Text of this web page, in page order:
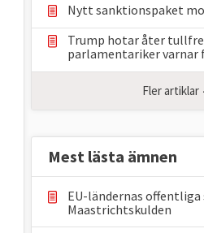
Nytt sanktionspaket
Trump hotar åter
parlamentariker
Fler artiklar
Mest lästa ämnen
EU-ländernas offentliga
Maastrichtskulden